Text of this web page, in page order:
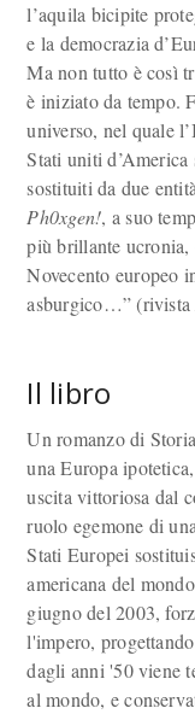
l’aquila bicipite
e la democrazia
Ma non tutto è così
è iniziato da tempo.
universo, nel quale
Stati uniti
sostituiti da due
Ph0xgen!, a suo
più brillante
Novecento europeo
asburgico…” (rivista
Il libro
Un romanzo di
una Europa
uscita vittoriosa dal
ruolo egemone di
Stati Europei
americana del
giugno del 2003,
l'impero,
dagli anni '50 viene
al mondo, e